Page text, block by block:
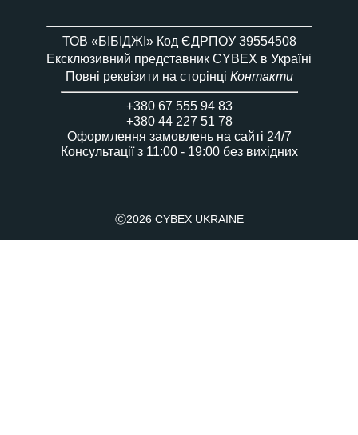
ТОВ «БІБІДЖІ» Код ЄДРПОУ 39554508
Ексклюзивний представник CYBEX в Україні
Повні реквізити на сторінці Контакти
+380 67 555 94 83
+380 44 227 51 78
Оформлення замовлень на сайті 24/7
Консультації з 11:00 - 19:00 без вихідних
Ⓒ2026 CYBEX UKRAINE